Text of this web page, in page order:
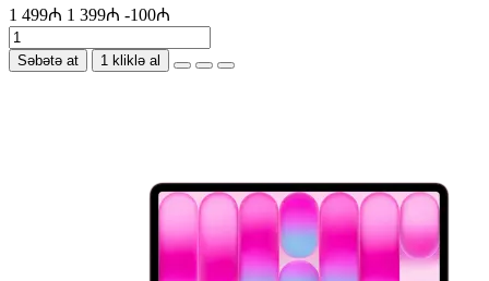
1 499₼ 1 399₼ -100₼
Səbətə at 1 kliklə al